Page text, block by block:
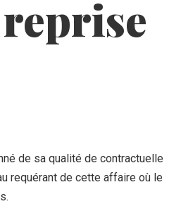
de sa qualité de contractuelle
requérant de cette affaire où le